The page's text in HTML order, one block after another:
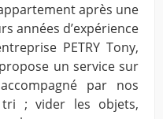
après une
années d’expérience
PETRY Tony,
un service sur
par nos
; vider les objets,